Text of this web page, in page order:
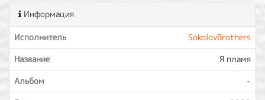
Информация
Исполнитель
SokolovBrothers
Название
Я пламя
Альбом
-